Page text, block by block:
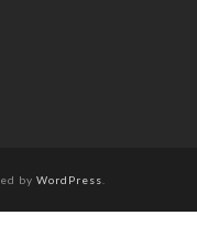
by WordPress